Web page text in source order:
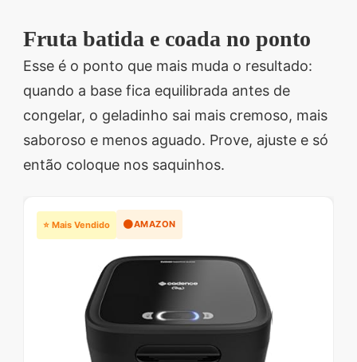
Fruta batida e coada no ponto
Esse é o ponto que mais muda o resultado:
quando a base fica equilibrada antes de
congelar, o geladinho sai mais cremoso, mais
saboroso e menos aguado. Prove, ajuste e só
então coloque nos saquinhos.
⭐ Mais Vendido 🟠AMAZON